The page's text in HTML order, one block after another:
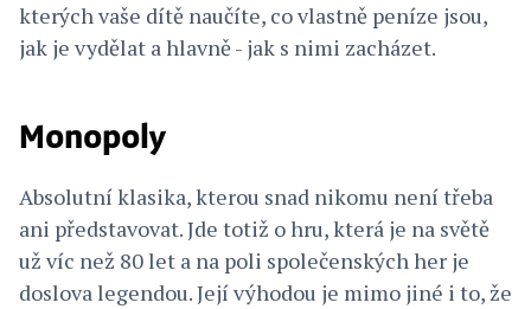
kterých vaše dítě naučíte, co vlastně peníze jsou,
jak je vydělat a hlavně - jak s nimi zacházet.
Monopoly
Absolutní klasika, kterou snad nikomu není třeba
ani představovat. Jde totiž o hru, která je na světě
už víc než 80 let a na poli společenských her je
doslova legendou. Její výhodou je mimo jiné i to, že